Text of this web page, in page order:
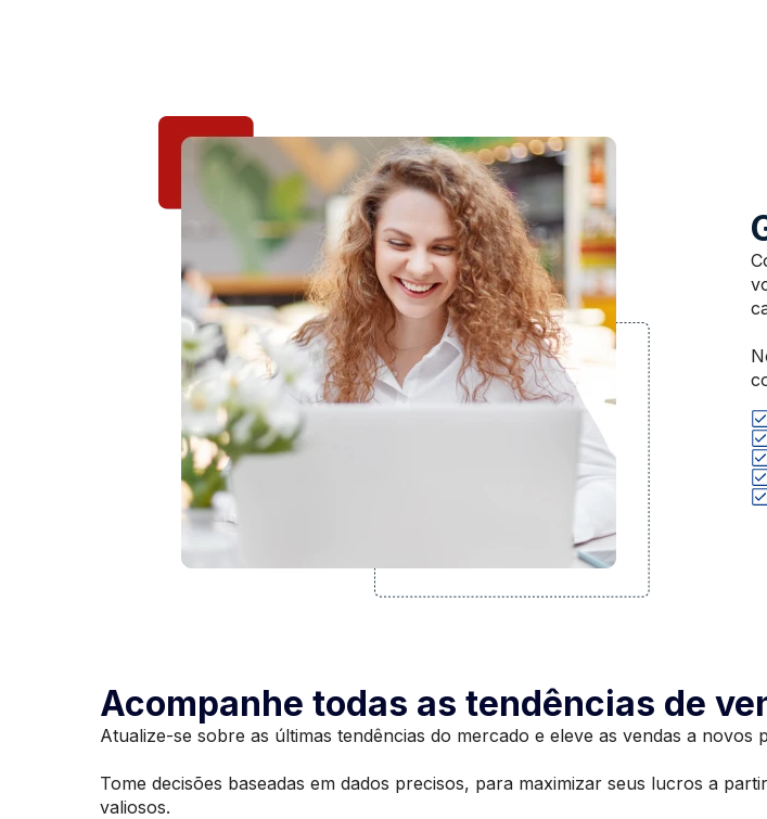
Acompanhe todas as tendências de
Atualize-se sobre as últimas tendências do mercado e eleve as vendas a novos
Tome decisões baseadas em dados precisos, para maximizar seus lucros a
valiosos.